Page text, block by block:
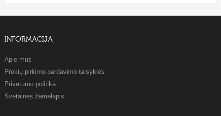
INFORMACIJA
Apie mus
Prekių pirkimo-pardavimo taisyklės
Privatumo politika
Svetainės žemėlapis